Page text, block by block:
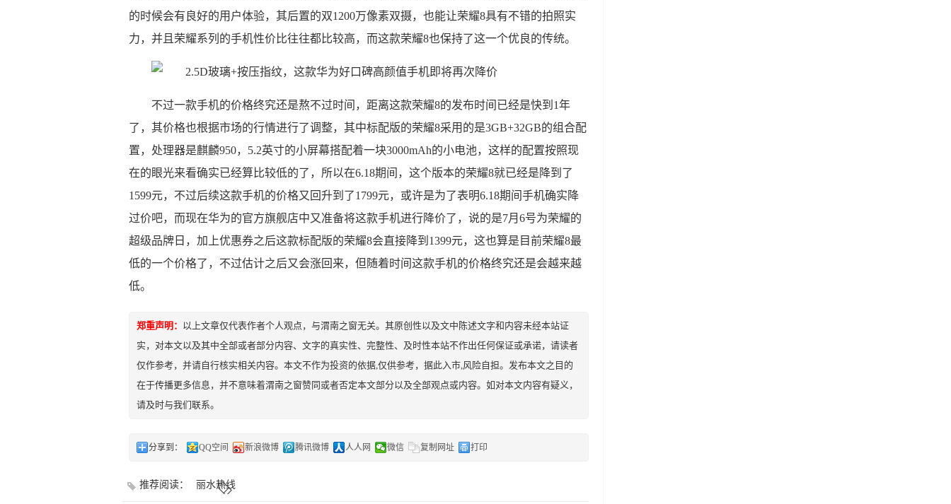
的时候会有良好的用户体验，其后置的双1200万像素双摄，也能让荣耀8具有不错的拍照实
力，并且荣耀系列的手机性价比往往都比较高，而这款荣耀8也保持了这一个优良的传统。
不过一款手机的价格终究还是熬不过时间，距离这款荣耀8的发布时间已经是快到1年
了，其价格也根据市场的行情进行了调整，其中标配版的荣耀8采用的是3GB+32GB的组合配
置，处理器是麒麟950，5.2英寸的小屏幕搭配着一块3000mAh的小电池，这样的配置按照现
在的眼光来看确实已经算比较低的了， 所以在6.18期间，这个版本的荣耀8就已经是降到了
1599元，不过后续这款手机的价格又回升到了1799元，或许是为了表明6.18期间手机确实降
过价吧，而现在华为的官方旗舰店中又准备将这款手机进行降价了，说的是7月6号为荣耀的
超级品牌日，加上优惠券之后这款标配版的荣耀8会直接降到1399元，这也算是目前荣耀8最
低的一个价格了，不过估计之后又会涨回来，但随着时间这款手机的价格终究还是会越来越
低。
郑重声明： 以上文章仅代表作者个人观点，与渭南之窗无关。其原创性以及文中陈述文字和内容未经本站证
实，对本文以及其中全部或者部分内容、文字的真实性、完整性、及时性本站不作出任何保证或承诺，请读者
仅作参考，并请自行核实相关内容。本文不作为投资的依据,仅供参考，据此入市,风险自担。发布本文之目的
在于传播更多信息，并不意味着渭南之窗赞同或者否定本文部分以及全部观点或内容。如对本文内容有疑义，
请及时与我们联系。
分享到： QQ空间 新浪微博 腾讯微博 人人网 微信 复制网址 打印
推荐阅读： 丽水热线